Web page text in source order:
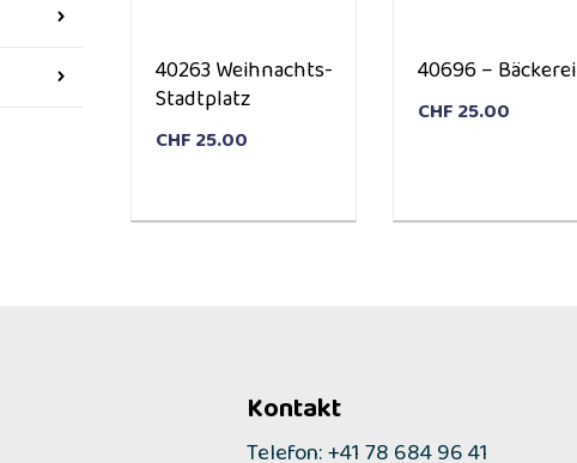
40263 Weihnachts-
Stadtplatz
CHF25.00
40696 – Bäckerei
CHF25.00
Kontakt